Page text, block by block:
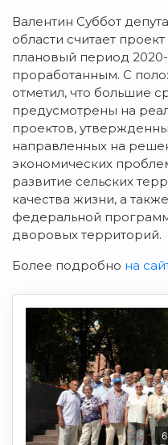
Валентин Суббот
области считает
плановый период
проработанным. С
отметил, что большие
предусмотрены на
проектов,
направленных на
экономических
развитие сельских
качества жизни, а
федеральной
дворовых территорий.
Более подробно на